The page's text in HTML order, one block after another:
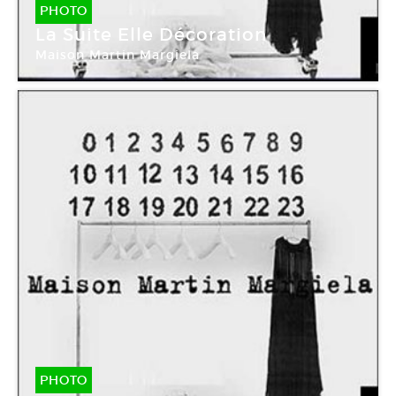
PHOTO
La Suite Elle Décoration
Maison Martin Margiela
PHOTO